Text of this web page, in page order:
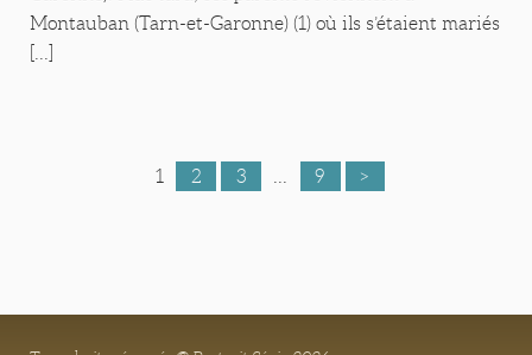
Montauban (Tarn-et-Garonne) (1) où ils s’étaient mariés
1 2 3 9 >